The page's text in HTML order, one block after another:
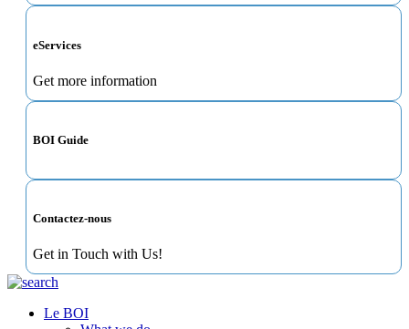
eServices
Get more information
BOI Guide
Contactez-nous
Get in Touch with Us!
Le BOI